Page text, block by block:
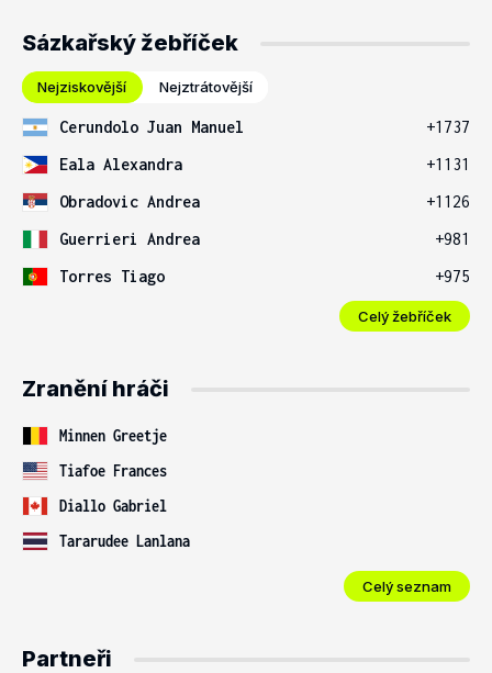
Sázkařský žebříček
Nejziskovější Nejztrátovější
Cerundolo Juan Manuel
+1737
Eala Alexandra
+1131
Obradovic Andrea
+1126
Guerrieri Andrea
+981
Torres Tiago
+975
Celý žebříček
Zranění hráči
Minnen Greetje
Tiafoe Frances
Diallo Gabriel
Tararudee Lanlana
Celý seznam
Partneři